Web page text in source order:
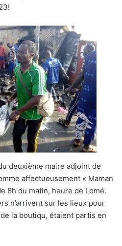
deuxième maire adjoint de
affectueusement « Maman
8h du matin, heure de Lomé.
n’arrivent sur les lieux pour
la boutiqu, étaient partis en